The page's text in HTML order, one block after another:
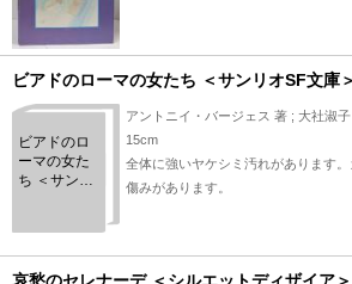
ビアドのローマの女たち ＜サンリオSF文庫＞
ビアドのロ
ーマの女た
ち ＜サンリ
アントニイ・バージェス 著 ; 大社淑子
15cm
全体に強いヤケシミ汚れがあります
傷みがあります。